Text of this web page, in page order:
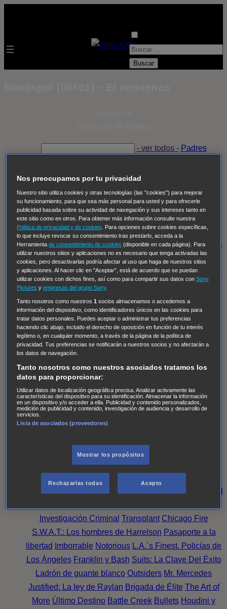
B
- ver todos - Padres
Despedida Salvaje Despedida Salvaje
Thomas, el ojo del FBI
Pan Am
Dawson crece
Insomnia El Guardián The Blacklist Cinco en familia
Hudson & Rex Diez libras y un sueño Mr Loverman
Regreso al futuro III NUEVE CUERPOS Los últimos
caballeros Tormenta infinita Sing Street Cobra Kai
Tom
y Lola High Country Los casos de Susan Ryeland:
Moonflower Murders Twisted Metal Mentes Criminales:
Evolution Terapia de Choque
Hailey Dean Without Sin: Libre de Culpa Morbius
NCIS: Nueva Orleans Pandora En fuera de juego
The Shield: Al margen de la ley Duplicated Preacher
The Killing Kind Intersecciones DOC Bite Club
Chicago Fire
de personas desaparecidas Mad Dogs La Sustituta
Ladrón de guante blanco
AXN Masters of Sex Three PinesAccused CarterAlice
Nevers Crossing Lines Einstein Sobrenatural Cómo
defender a un asesino
Reckoning: Ajuste de Cuentas
Wild Bill Mentes Criminales
Investigación Criminal Transplant Chicago Fire
S.W.A.T.: Los hombres de Harrelson Pasaporte a la
libertad
Imborrable Notorious L.A.´s Finest. Policías de
Los Ángeles Franklin y Bash Suits: La Clave Del Éxito
Ladrón de guante blanco Outsiders Mr. Mercedes
Justified: La ley de Raylan Brigada de Élite The Art of
More Último Destino Battle Creek Bullets Houdini y
Nos preocupamos por tu privacidad
Nuestro sitio utiliza cookies y otras tecnologías (las "cookies") para mejorar
su funcionamiento, para que sea más personal para usted y para ofrecerle
publicidad basada sobre su actividad de navegación y sus intereses tanto en
este sitio como en otros. Para obtener más información consulte nuestra
Política de privacidad y de cookies
. Para opciones sobre cookies específicas,
lo que incluye revocar su consentimiento tras prestarlo, acceda a la
Herramientade consentimiento de cookies (disponible en cada página). Para
utilizar nuestros sitios y aplicaciones no es necesario que tenga activadas las
cookies, pero desactivarlas podría afectar al uso que haga de nuestros sitios
y aplicaciones. Al hacer clic en "Aceptar", está de acuerdo que se puedan
utilizar cookies con dichos fines, así como para compartir sus datos conSony
Pictures yempresas del grupo Sony.
Tanto nosotros como nuestros1 socios almacenamos o accedemos a
información del dispositivo, como identificadores únicos en las cookies para
tratar datos personales. Puedes aceptar o administrar tus preferencias
haciendo clic abajo, incluido el derecho de oposición en función de tu interés
legítimo o, en cualquier momento, a través de la página de la política de
privacidad. Tus preferencias se notificarán a nuestros socios y no afectarán a
los datos de navegación.
Tanto nosotros como nuestros asociados tratamos los
datos para proporcionar:
Utilizar datos de localización geográfica precisa. Analizar activamente las
características del dispositivo para su identificación. Almacenar la información
en un dispositivo y/o acceder a ella. Publicidad y contenido personalizados,
medición de publicidad y contenido, investigación de audiencia y desarrollo de
servicios.
Lista de asociados (proveedores)
Mostrar los propósitos
Rechazarlas todas Acepto